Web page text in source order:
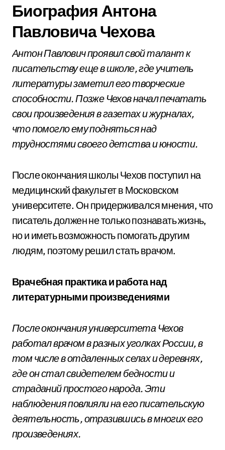
Биография Антона
Павловича Чехова
Антон Павлович проявил свой талант к
писательству еще в школе, где учитель
литературы заметил его творческие
способности. Позже Чехов начал печатать
свои произведения в газетах и журналах,
что помогло ему подняться над
трудностями своего детства и юности.
После окончания школы Чехов поступил на
медицинский факультет в Московском
университете. Он придерживался мнения, что
писатель должен не только познавать жизнь,
но и иметь возможность помогать другим
людям, поэтому решил стать врачом.
Врачебная практика и работа над
литературными произведениями
После окончания университета Чехов
работал врачом в разных уголках России, в
том числе в отдаленных селах и деревнях,
где он стал свидетелем бедности и
страданий простого народа. Эти
наблюдения повлияли на его писательскую
деятельность, отразившись в многих его
произведениях.